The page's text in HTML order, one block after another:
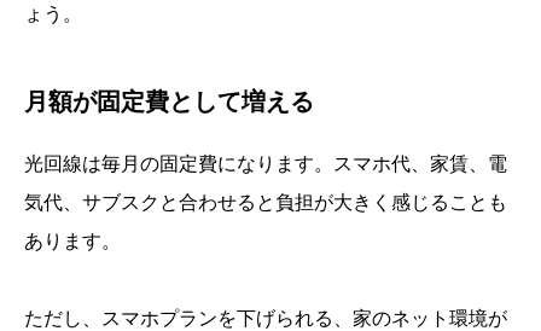
ょう。
月額が固定費として増える
光回線は毎月の固定費になります。スマホ代、家賃、電
気代、サブスクと合わせると負担が大きく感じることも
あります。
ただし、スマホプランを下げられる、家のネット環境が